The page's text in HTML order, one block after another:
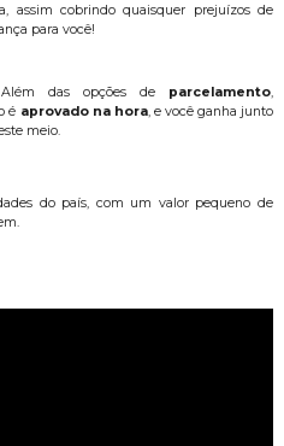
assim cobrindo quaisquer prejuízos de
para você!
das opções de parcelamento
é aprovado na hora, e você ganha junto
meio.
do país, com um valor pequeno de